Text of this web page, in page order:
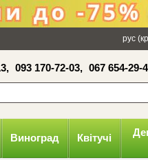
рус
093 170-72-03, 067 654-29-
Виноград Квітучі